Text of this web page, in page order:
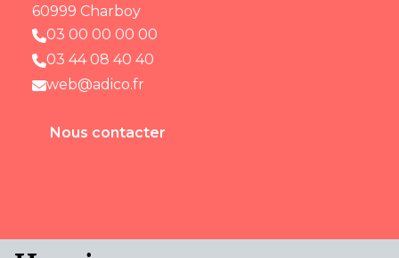
60999 Charboy
03 00 00 00 00
03 44 08 40 40
web@adico.fr
Nous contacter